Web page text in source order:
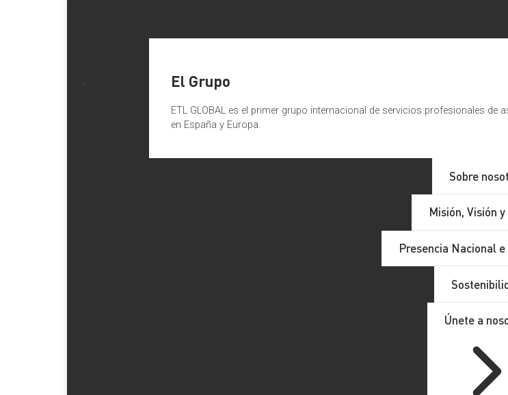
El Grupo
ETL GLOBAL es el primer grupo internacional de servicios profesionales
en España y Europa.
Sobre
Misión, Visión
Presencia Nacional
Únete a